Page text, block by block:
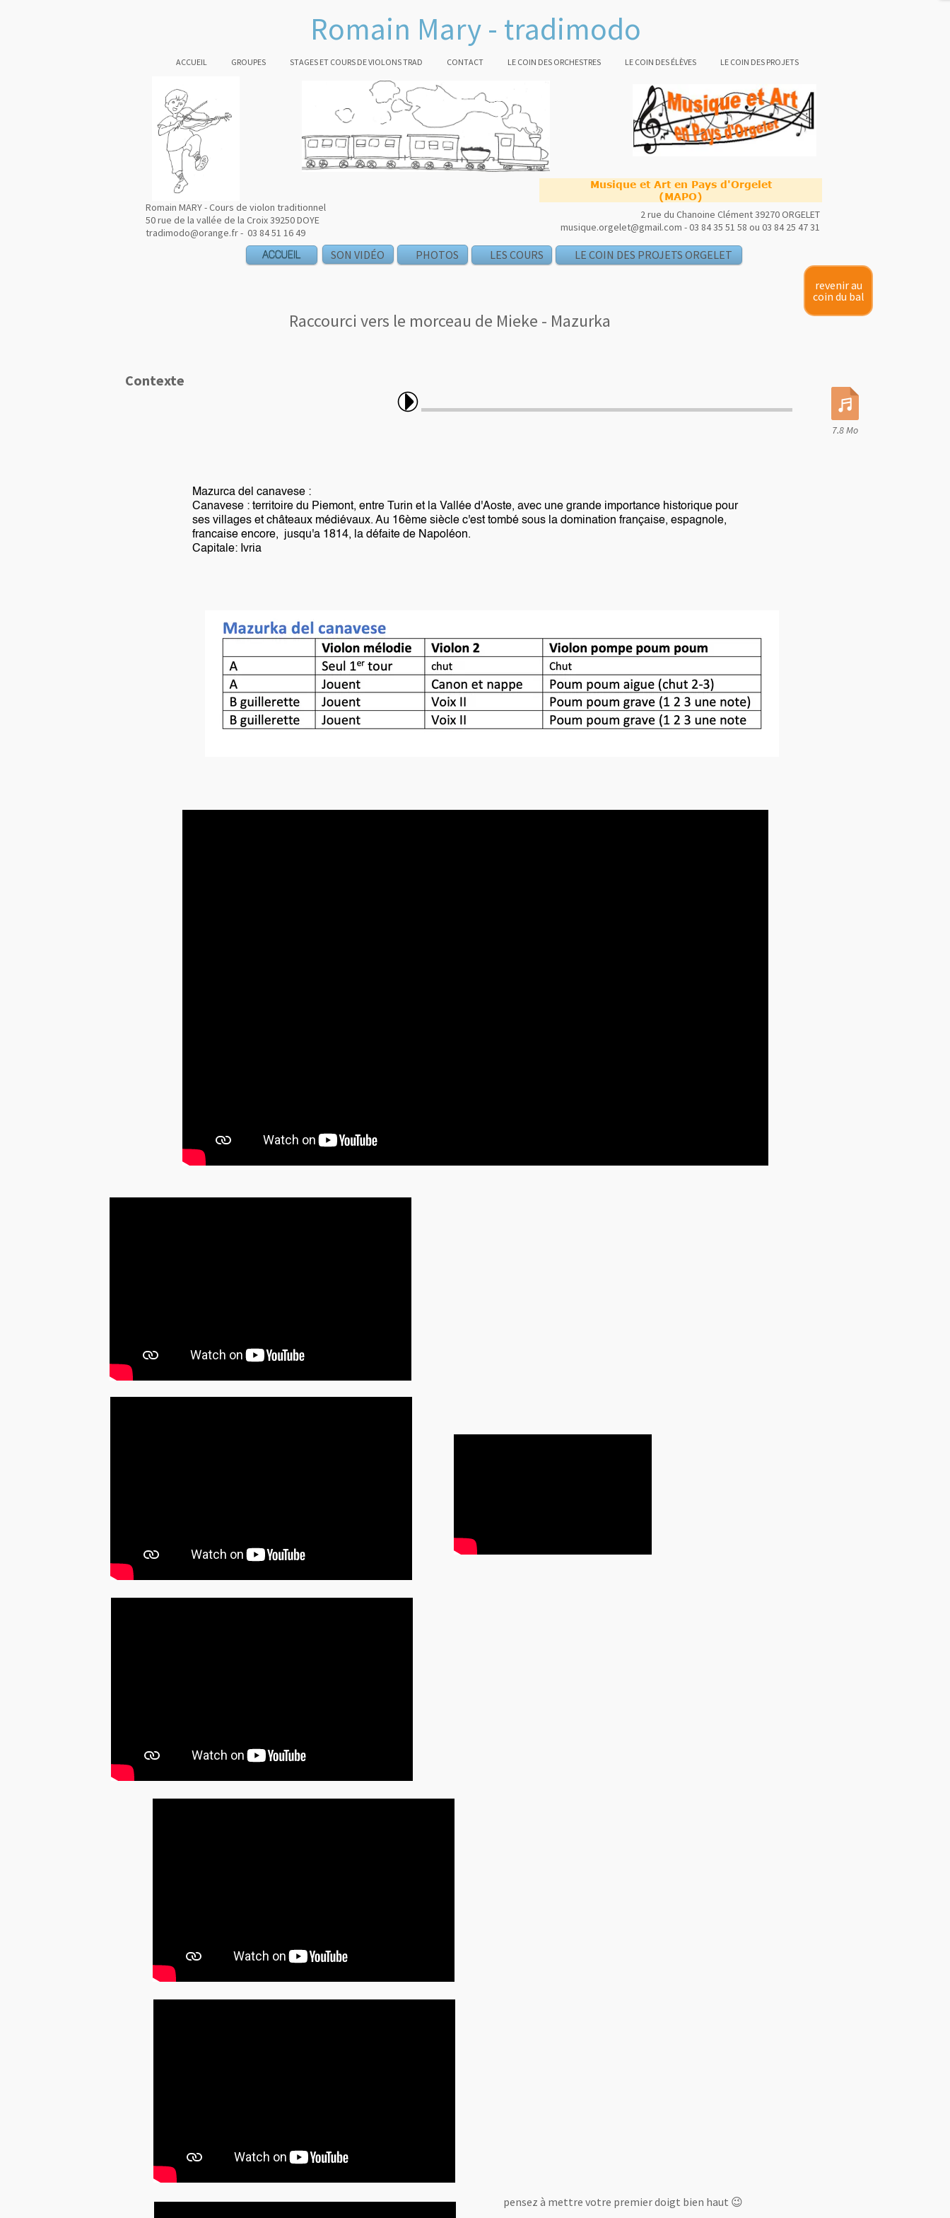
Romain Mary - tradimodo
ACCUEIL GROUPES STAGES ET COURS DE VIOLONS TRAD CONTACT LE COIN DES ORCHESTRES LE COIN DES ÉLÈVES LE COIN DES PROJETS
SON VIDÉO PHOTOS LES COURS LE COIN DES PROJETS ORGELET
Musique et Art en Pays d'Orgelet
(MAPO)
Romain MARY - Cours de violon traditionnel
50 rue de la vallée de la Croix 39250 DOYE
tradimodo@orange.fr - 03 84 51 16 49
2 rue du Chanoine Clément39270 ORGELET
musique.orgelet@gmail.com - 03 84 35 51 58 ou 03 84 25 47 31
ACCUEIL
revenir au
coin du bal
Raccourci vers le morceau de Mieke - Mazurka
Contexte
7,8 Mo
Mazurca del canavese :
Canavese : territoire du Piemont, entre Turin et la Vallée d'Aoste, avec une grande importance historique pour
ses villages et châteaux médiévaux. Au 16ème siècle c'est tombé sous la domination française, espagnole,
francaise encore, jusqu'a 1814, la défaite de Napoléon.
Capitale: Ivria
pensez à mettre votre premier doigt bien haut 😉